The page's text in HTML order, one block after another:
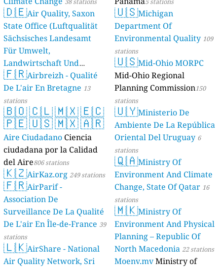
🇩🇪Air Quality, Saxon
State Office (Luftqualität
Sächsisches Landesamt
Für Umwelt,
Landwirtschaft Und
Geologie) 50 stations
🇫🇷Airbreizh - Qualité
De L'air En Bretagne 13
stations
🇧🇴🇨🇱🇲🇽🇪🇨
🇵🇪🇺🇸🇲🇽🇦🇷
Aire Ciudadano Ciencia
ciudadana por la Calidad
del Aire806 stations
🇰🇿AirKaz.org 249 stations
🇫🇷AirParif -
Association De
Surveillance De La Qualité
De L'air En Île-de-France 39
stations
🇱🇰AirShare - National
Air Quality Network, Sri
🇺🇸Michigan
Department Of
Environmental Quality 109
stations
🇺🇸Mid-Ohio MORPC
Mid-Ohio Regional
Planning Commission150
stations
🇺🇾Ministerio De
Ambiente De La República
Oriental Del Uruguay 6
stations
🇶🇦Ministry Of
Environment And Climate
Change, State Of Qatar 16
stations
🇲🇰Ministry Of
Environment And Physical
Planning – Republic Of
North Macedonia 22 stations
Moenv.mvMinistry of